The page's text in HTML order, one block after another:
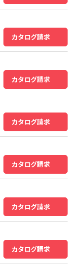
カタログ請求
カタログ請求
カタログ請求
カタログ請求
カタログ請求
カタログ請求